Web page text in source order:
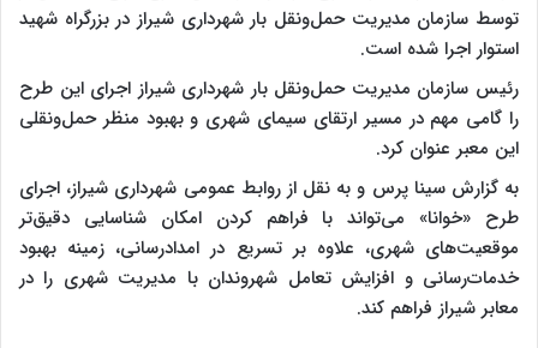
توسط سازمان مدیریت حمل‌ونقل بار شهرداری شیراز در بزرگراه شهید
استوار اجرا شده است.
رئیس سازمان مدیریت حمل‌ونقل بار شهرداری شیراز اجرای این طرح
را گامی مهم در مسیر ارتقای سیمای شهری و بهبود منظر حمل‌ونقلی
این معبر عنوان کرد.
به گزارش سینا پرس و به نقل از روابط عمومی شهرداری شیراز، اجرای
طرح «خوانا» می‌تواند با فراهم کردن امکان شناسایی دقیق‌تر
موقعیت‌های شهری، علاوه بر تسریع در امدادرسانی، زمینه بهبود
خدمات‌رسانی و افزایش تعامل شهروندان با مدیریت شهری را در
معابر شیراز فراهم کند.